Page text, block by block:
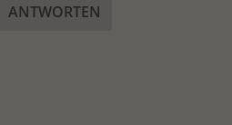
ANTWORTEN